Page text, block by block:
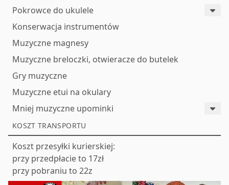
Pokrowce do ukulele
Konserwacja instrumentów
Muzyczne magnesy
Muzyczne breloczki, otwieracze do butelek
Gry muzyczne
Muzyczne etui na okulary
Mniej muzyczne upominki
KOSZT TRANSPORTU
Koszt przesyłki kurierskiej:
przy przedpłacie to 17zł
przy pobraniu to 22z